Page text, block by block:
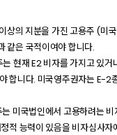
의 지분을 가진 고용주 (미
같은 국적이여야 합니다.
현재 E2 비자를 가지고 있거
합니다. 미국영주권자는 E-2
미국법인에서 고용하려는
적 능력이 있음을 비자심사자